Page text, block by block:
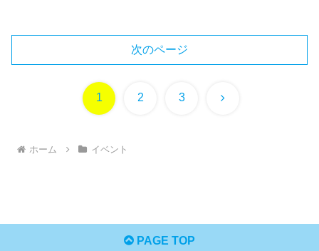
次のページ
1 2 3 次
ホーム イベント
PAGE TOP